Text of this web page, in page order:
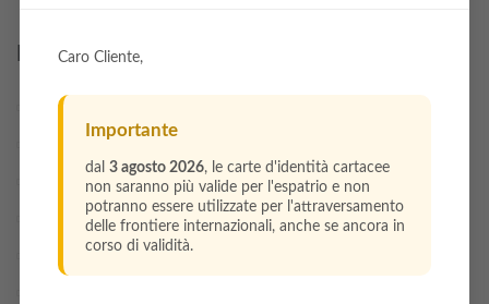
Per conoscerci meglio
Chi Siamo
Assicurazione
Informativa Sulla Privacy
Caro Cliente,
Importante
dal 3 agosto 2026, le carte d'identità cartacee
non saranno più valide per l'espatrio e non
potranno essere utilizzate per l'attraversamento
delle frontiere internazionali, anche se ancora in
corso di validità.